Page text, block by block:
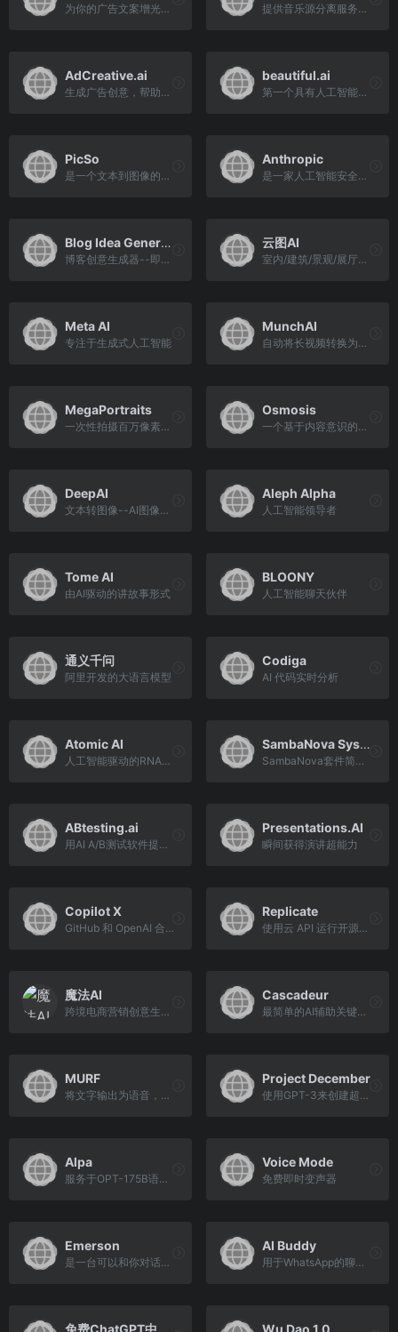
为你的广告文案增光添彩 提供音乐源分离服务，使用ai技术从任何音频中提取人声，伴奏和多种乐器
AdCreative.ai
生成广告创意，帮助你销售更多
beautiful.ai
第一个具有人工智能设计的演示文稿制作器
PicSo
是一个文本到图像的人工智能艺术生成器应用和创意数字艺术的在线平台
Anthropic
是一家人工智能安全和研究公司
Blog Idea Generator
博客创意生成器--即时的内容灵感
云图AI
室内/建筑/景观/展厅等设计师Ai绘图平台
Meta AI
专注于生成式人工智能
MunchAI
自动将长视频转换为数据驱动的短片，用于社交媒体
MegaPortraits
一次性拍摄百万像素的神经头像
Osmosis
一个基于内容意识的网络协作设计工具，用于生成销售真实产品的人工智能广告
DeepAI
文本转图像--AI图像生成器API
Aleph Alpha
人工智能领导者
Tome AI
由AI驱动的讲故事形式
BLOONY
人工智能聊天伙伴
通义千问
阿里开发的大语言模型
Codiga
AI 代码实时分析
Atomic AI
人工智能驱动的RNA药物发现，具有原子级的精确性
SambaNova Systems
SambaNova套件简化了类似于人类的语言
ABtesting.ai
用AI A/B测试软件提高转化率
Presentations.AI
瞬间获得演讲超能力
Copilot X
GitHub 和 OpenAI 合作开发的一个代码自动生成工具
Replicate
使用云 API 运行开源机器学习模型
魔法AI
跨境电商营销创意生成工具
Cascadeur
最简单的AI辅助关键帧动画制作软件
MURF
将文字输出为语音，可用于视...
Project December
使用GPT-3来创建超现实的聊天机器人
Alpa
服务于OPT-175B语言模型
Voice Mode
免费即时变声器
Emerson
是一台可以和你对话的人工智能计算机
AI Buddy
用于WhatsApp的聊天工具
Wu Dao 1.0